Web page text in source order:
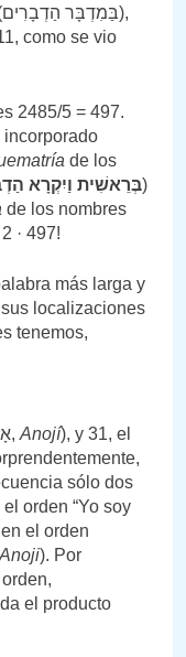
como se vio
2485/5 = 497.
incorporado
de los
בְּרֵאשִׁית וַיִקְרָא)
de los nombres
· 497!
más larga y
localizaciones
tenemos,
2511 es el producto de 81, “Yo” (אָנֹכִי, Anojí), y 31, el
sólo dos
orden “Yo soy
el orden
). Por
el producto